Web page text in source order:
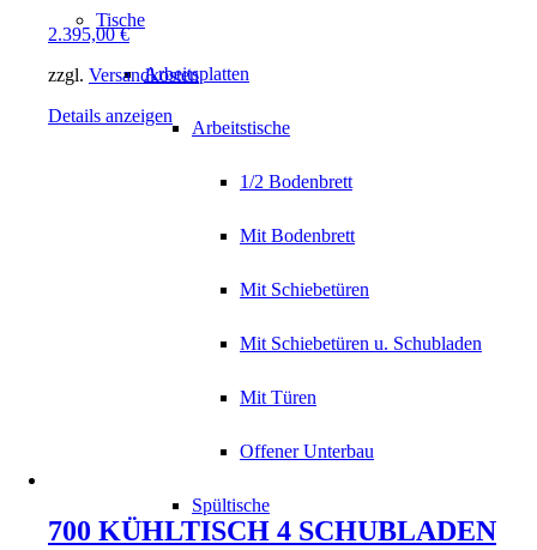
Tische
Arbeitsplatten
Arbeitstische
1/2 Bodenbrett
Mit Bodenbrett
Mit Schiebetüren
Mit Schiebetüren u. Schubladen
Mit Türen
Offener Unterbau
Spültische
2.395,00€
zzgl. Versandkosten
Details anzeigen
700 KÜHLTISCH 4 SCHUBLADEN